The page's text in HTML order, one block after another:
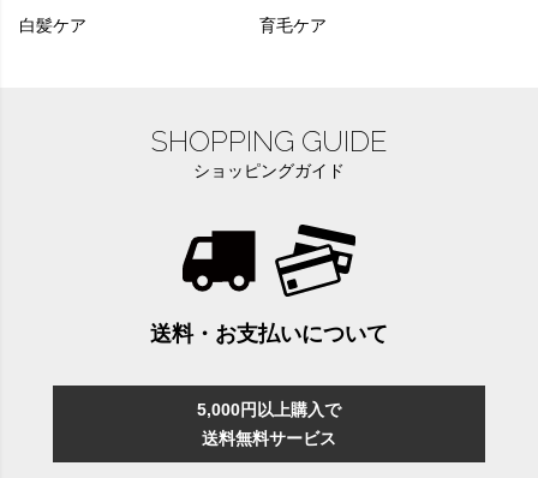
白髪ケア 育毛ケア
SHOPPING GUIDE
ショッピングガイド
送料・お支払いについて
5,000円以上購入で
送料無料サービス